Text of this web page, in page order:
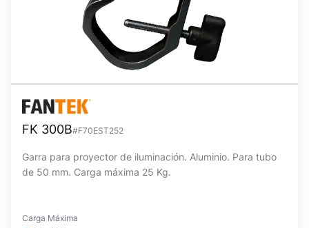
FK 300B#F70EST252
Garra para proyector de iluminación. Aluminio. Para tubo
de 50 mm. Carga máxima 25 Kg.
Carga Máxima